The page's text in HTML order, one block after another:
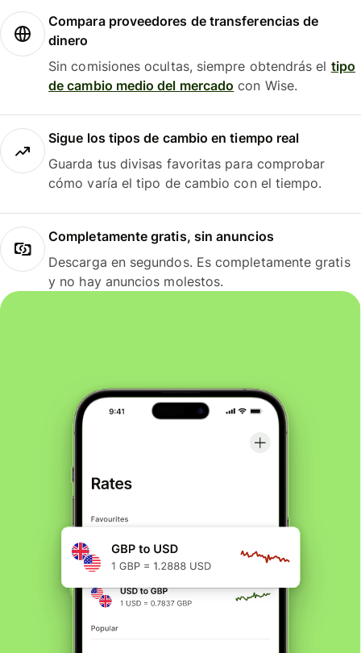
Compara proveedores de transferencias de
dinero
Sin comisiones ocultas, siempre obtendrás el tipo
de cambio medio del mercado con Wise.
Sigue los tipos de cambio en tiempo real
Guarda tus divisas favoritas para comprobar
cómo varía el tipo de cambio con el tiempo.
Completamente gratis, sin anuncios
Descarga en segundos. Es completamente gratis
y no hay anuncios molestos.